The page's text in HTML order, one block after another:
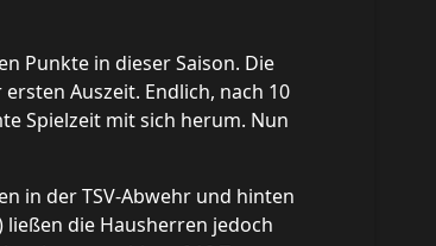
Punkte in dieser Saison. Die
Auszeit. Endlich, nach 10
Spielzeit mit sich herum. Nun
in der TSV-Abwehr und hinten
ließen die Hausherren jedoch